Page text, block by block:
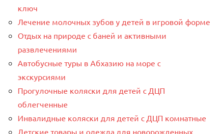
ключ
Лечение молочных зубов у детей в игровой форме
Отдых на природе с баней и активными
развлечениями
Автобусные туры в Абхазию на море с
экскурсиями
Прогулочные коляски для детей с ДЦП
облегченные
Инвалидные коляски для детей с ДЦП комнатные
Детские товары и одежда для новорожденных